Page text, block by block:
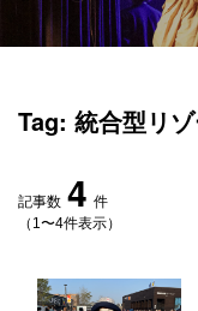
インタビュー
ニュース＆イベント
データ
SERVICE
Tag: 統合型リ
記事数 4 件
（1〜4件表示）